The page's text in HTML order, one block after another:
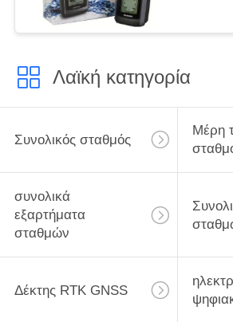
Λαϊκή κατηγορία
Συνολικός σταθμός
Μέρη
συνολικά
εξαρτήματα
σταθμών
Δέκτης RTK GNSS